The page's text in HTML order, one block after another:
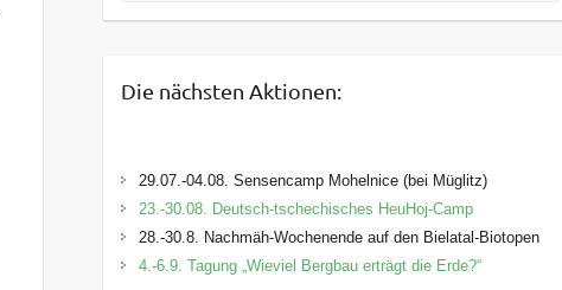
Die nächsten Aktionen:
29.07.-04.08. Sensencamp Mohelnice (bei Müglitz)
23.-30.08. Deutsch-tschechisches HeuHoj-Camp
28.-30.8. Nachmäh-Wochenende auf den Bielatal-Biotopen
4.-6.9. Tagung „Wieviel Bergbau erträgt die Erde?“